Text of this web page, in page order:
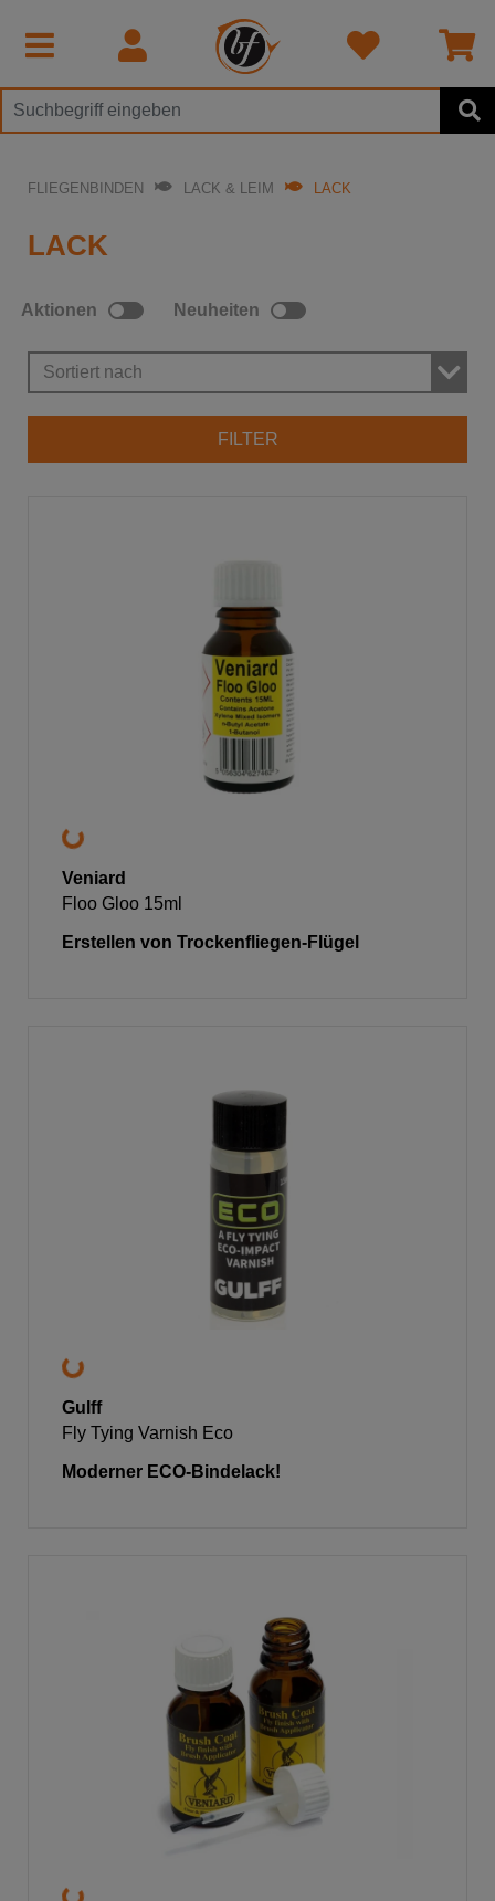
FLIEGENBINDEN LACK & LEIM LACK
LACK
FILTER
Sortiert nach
Aktionen Neuheiten
Veniard
Floo Gloo 15ml
Erstellen von Trockenfliegen-Flügel
Gulff
Fly Tying Varnish Eco
Moderner ECO-Bindelack!